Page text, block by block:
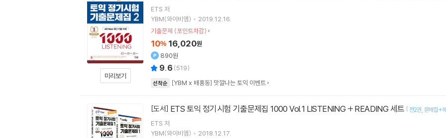
미리보기
ETS 저
YBM(와이비엠)
2019.12.16.
기출문제 (포인트차감)
10% 16,020원
890원
9.6 (519)
선착순 [YBM x 배홍동] 맛깔나는 토익 이벤트
[도서] ETS 토익 정기시험 기출문제집 1000 Vol.1 LISTENING + READING 세트 [ 전2권 문제집+
ETS 저
YBM(와이비엠)
2018.12.17.